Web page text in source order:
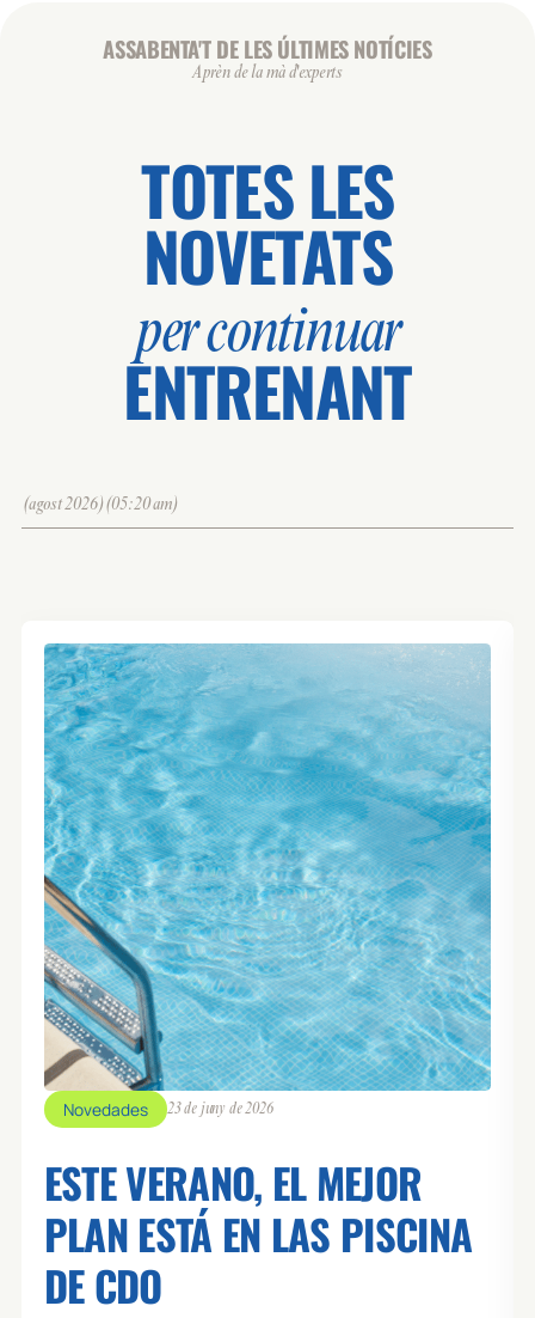
ASSABENTA'T DE LES ÚLTIMES NOTÍCIES
Aprèn de la mà d'experts
TOTES LES
NOVETATS
per continuar
ENTRENANT
(agost 2026)(05:20 am)
Novedades 23 de juny de 2026
ESTE VERANO, EL MEJOR
PLAN ESTÁ EN LAS PISCINA
DE CDO